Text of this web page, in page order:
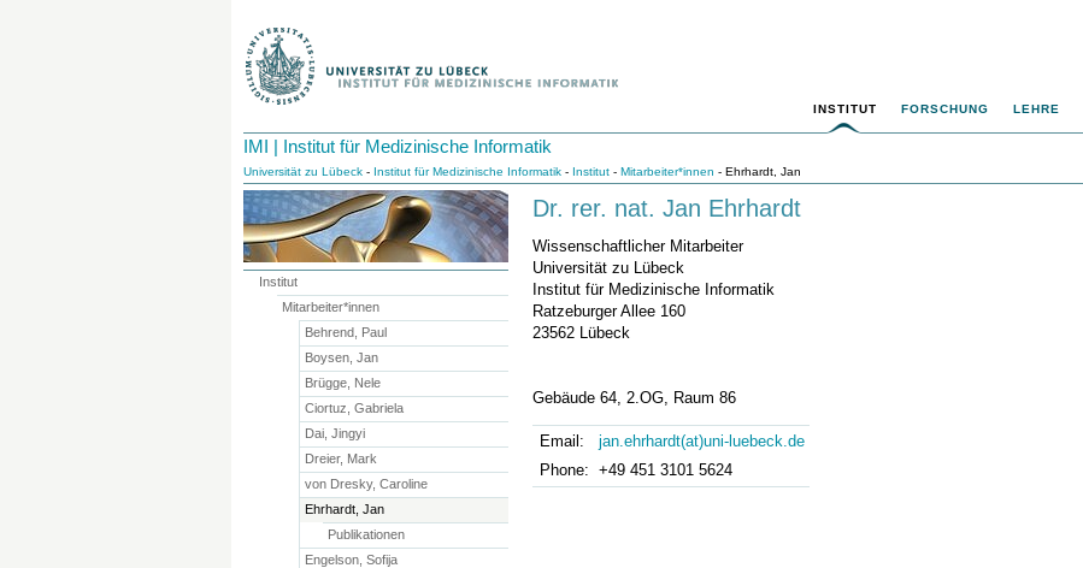
INSTITUT FORSCHUNG LEHRE
IMI | Institut für Medizinische Informatik
Universität zu Lübeck - Institut für Medizinische Informatik - Institut - Mitarbeiter*innen - Ehrhardt, Jan
Dr. rer. nat. Jan Ehrhardt
Wissenschaftlicher Mitarbeiter
Universität zu Lübeck
Institut für Medizinische Informatik
Ratzeburger Allee 160
23562 Lübeck
Gebäude 64, 2.OG, Raum 86
Email:
jan.ehrhardt(at)uni-luebeck.de
Phone: +49 451 3101 5624
Institut
Mitarbeiter*innen
Behrend, Paul
Boysen, Jan
Brügge, Nele
Ciortuz, Gabriela
Dai, Jingyi
Dreier, Mark
von Dresky, Caroline
Ehrhardt, Jan
Publikationen
Engelson, Sofija